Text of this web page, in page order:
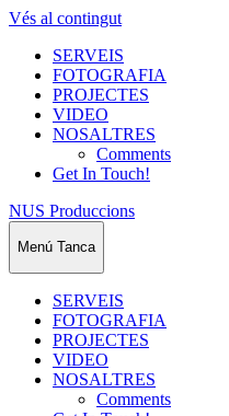
Vés al contingut
SERVEIS
FOTOGRAFIA
PROJECTES
VIDEO
NOSALTRES
Comments
Get In Touch!
NUS Produccions
Menú Tanca
SERVEIS
FOTOGRAFIA
PROJECTES
VIDEO
NOSALTRES
Comments